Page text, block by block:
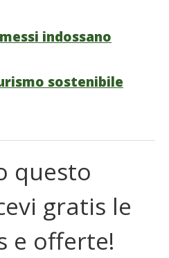
indossano
sostenibile
questo
gratis le
e offerte!